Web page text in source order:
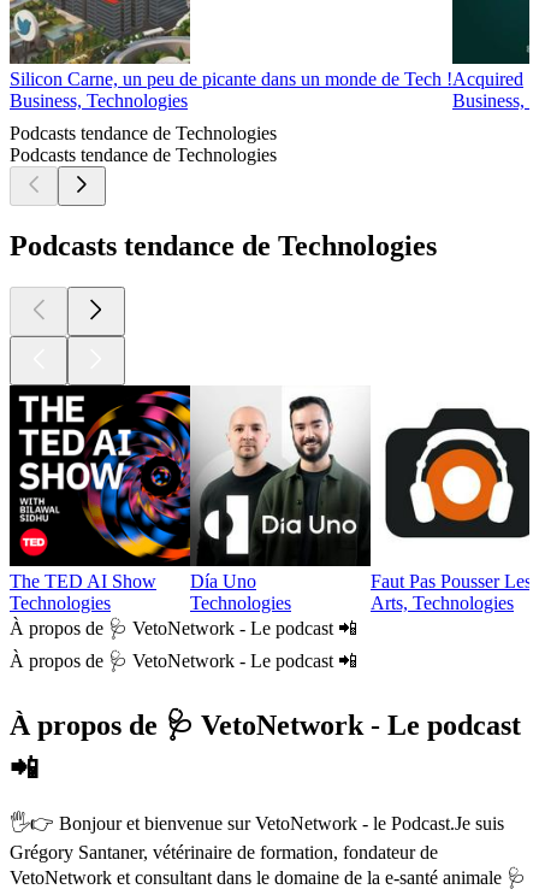
Silicon Carne, un peu de picante dans un monde de Tech !
Business, Technologies
Acquired
Business,
Podcasts tendance de Technologies
Podcasts tendance de Technologies
Podcasts tendance de Technologies
The TED AI Show
Technologies
Día Uno
Technologies
Faut Pas Pousser Les
Arts, Technologies
À propos de 🩺 VetoNetwork - Le podcast 📲
À propos de 🩺 VetoNetwork - Le podcast 📲
À propos de 🩺 VetoNetwork - Le podcast
📲
🖐👉 Bonjour et bienvenue sur VetoNetwork - le Podcast.Je suis
Grégory Santaner, vétérinaire de formation, fondateur de
VetoNetwork et consultant dans le domaine de la e-santé animale 🩺